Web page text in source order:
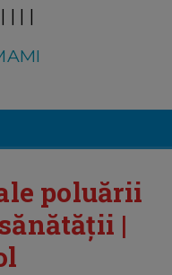
| | | |
poluării
|